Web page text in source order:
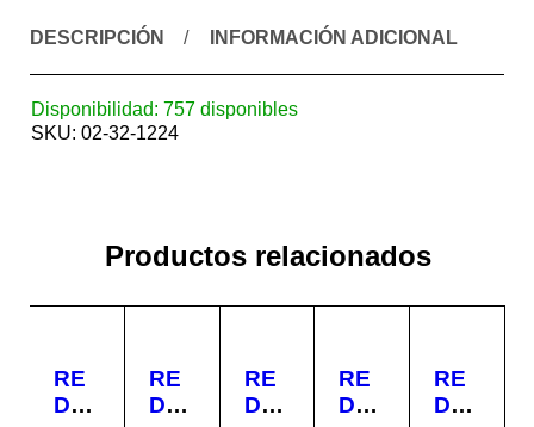
DESCRIPCIÓN INFORMACIÓN ADICIONAL
Disponibilidad: 757 disponibles
SKU: 02-32-1224
Productos relacionados
RE
DU
RE
DU
RE
DU
RE
DU
RE
DU